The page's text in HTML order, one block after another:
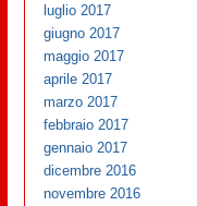
luglio 2017
giugno 2017
maggio 2017
aprile 2017
marzo 2017
febbraio 2017
gennaio 2017
dicembre 2016
novembre 2016